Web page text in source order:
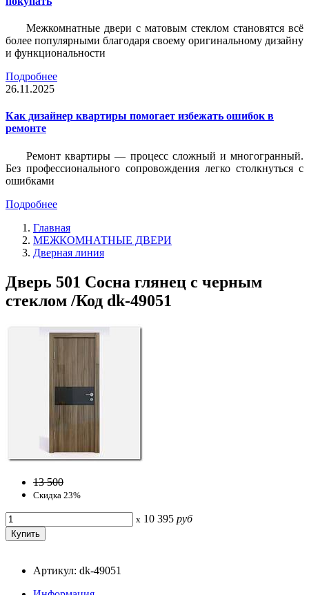
Межкомнатные двери с матовым стеклом становятся всё
более популярными благодаря своему оригинальному дизайну
и функциональности
Подробнее
26.11.2025
Как дизайнер квартиры помогает избежать ошибок в
ремонте
Ремонт квартиры — процесс сложный и многогранный.
Без профессионального сопровождения легко столкнуться с
ошибками
Подробнее
Главная
МЕЖКОМНАТНЫЕ ДВЕРИ
Дверная линия
Дверь 501 Сосна глянец с черным
стеклом /Код dk-49051
13 500
Скидка 23%
x 10 395 руб
Артикул: dk-49051